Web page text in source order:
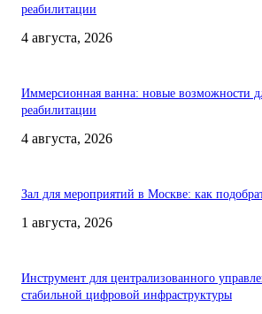
реабилитации
4 августа, 2026
Иммерсионная ванна: новые возможности
реабилитации
4 августа, 2026
Зал для мероприятий в Москве: как
1 августа, 2026
Инструмент для централизованного
стабильной цифровой инфраструктуры